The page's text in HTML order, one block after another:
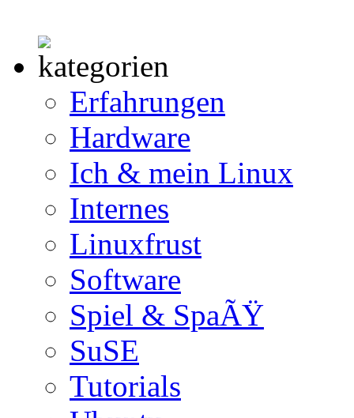
Erfahrungen
Hardware
Ich & mein Linux
Internes
Linuxfrust
Software
Spiel & SpaÃŸ
SuSE
Tutorials